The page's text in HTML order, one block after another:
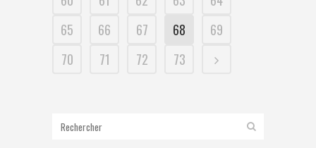
65
66 67 68
69
70
71 72 73